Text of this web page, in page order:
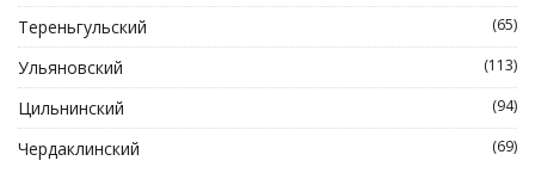
Тереньгульский (65)
Ульяновский (113)
Цильнинский (94)
Чердаклинский (69)